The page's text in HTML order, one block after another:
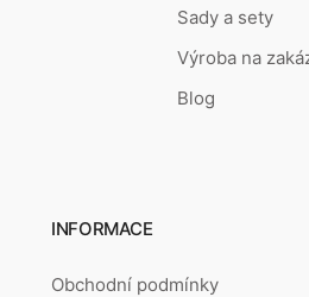
Sady a sety
Výroba na
Blog
INFORMACE
Obchodní podmínky